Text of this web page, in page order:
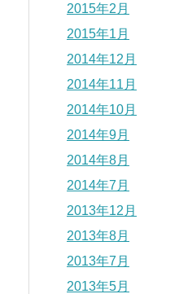
2015年2月
2015年1月
2014年12月
2014年11月
2014年10月
2014年9月
2014年8月
2014年7月
2013年12月
2013年8月
2013年7月
2013年5月